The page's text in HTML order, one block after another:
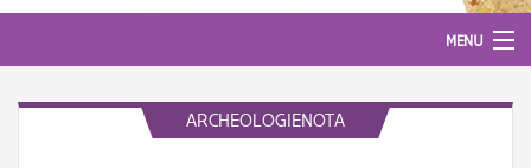
MENU
ARCHEOLOGIENOTA